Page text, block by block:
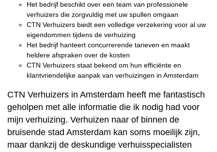
Het bedrijf beschikt over een team van professionele
verhuizers die zorgvuldig met uw spullen omgaan
CTN Verhuizers biedt een volledige verzekering voor al uw
eigendommen tijdens de verhuizing
Het bedrijf hanteert concurrerende tarieven en maakt
heldere afspraken over de kosten
CTN Verhuizers staat bekend om hun efficiënte en
klantvriendelijke aanpak van verhuizingen in Amsterdam
CTN Verhuizers in Amsterdam heeft me fantastisch
geholpen met alle informatie die ik nodig had voor
mijn verhuizing. Verhuizen naar of binnen de
bruisende stad Amsterdam kan soms moeilijk zijn,
maar dankzij de deskundige verhuisspecialisten